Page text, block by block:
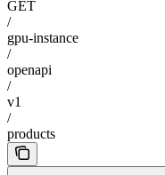
GET
/
gpu-instance
/
openapi
/
v1
/
products